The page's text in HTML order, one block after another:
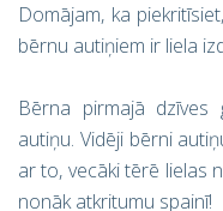
Domājam, ka
bērnu autiņiem ir liela
Bērna pirmajā
autiņu. Vidēji bērni
ar to, vecāki tērē lielas
nonāk atkritumu spainī!